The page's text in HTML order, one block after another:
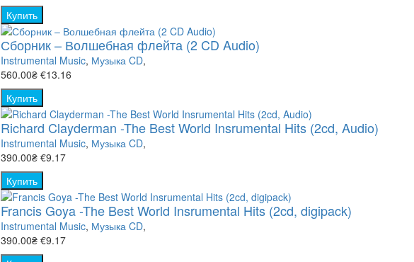
Купить
Сборник – Волшебная флейта (2 CD Audio)
Instrumental Music, Музыка CD,
560.00₴ €13.16
Купить
Richard Clayderman -The Best World Insrumental Hits (2cd, Audio)
Instrumental Music, Музыка CD,
390.00₴ €9.17
Купить
Francis Goya -The Best World Insrumental Hits (2cd, digipack)
Instrumental Music, Музыка CD,
390.00₴ €9.17